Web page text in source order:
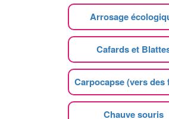
Arrosage
Cafards et
Carpocapse (vers des
Chauve souris